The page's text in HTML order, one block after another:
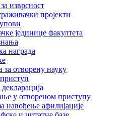
изврсност
пројекти
јединице факултета
награда
отворену науку
у отвореном приступу
навођење афилијације